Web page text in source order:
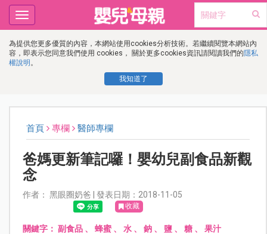
為提供您更多優質的內容，本網站使用cookies分析技術。若繼續閱覽本網站內
容，即表示您同意我們使用 cookies， 關於更多cookies資訊請閱讀我們的隱私
權說明 。
我知道了
Toggle
navigation
首頁 專欄 醫師專欄
爸媽更新筆記囉！嬰幼兒副食品新觀
念
作者： 黑眼圈奶爸 | 發表日期：2018-11-05
收藏
關鍵字： 副食品、 蜂蜜、 水、 鈉、 鹽、 糖、 果汁